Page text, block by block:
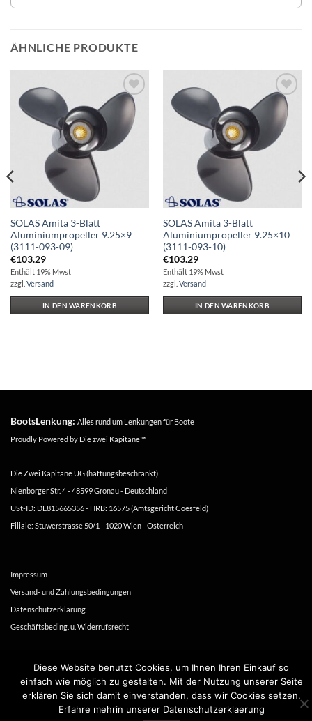
ÄHNLICHE PRODUKTE
Auf die
Wunschliste
SOLAS Amita 3-Blatt
Aluminiumpropeller 9.25×9
(3111-093-09)
€103.29
Enthält 19% Mwst
zzgl. Versand
IN DEN WARENKORB
Auf die
Wunschliste
SOLAS Amita 3-Blatt
Aluminiumpropeller 9.25×10
(3111-093-10)
€103.29
Enthält 19% Mwst
zzgl. Versand
IN DEN WARENKORB
BootsLenkung: Alles rund um Lenkungen für Boote
Proudly Powered by Die zwei Kapitäne™
Die Zwei Kapitäne UG (haftungsbeschränkt)
Nienborger Str. 4 - 48599 Gronau - Deutschland
USt-ID: DE815665356 - HRB: 16575 (Amtsgericht Coesfeld)
Filiale: Stuwerstrasse 50/1 - 1020 Wien - Österreich
Impressum
Versand- und Zahlungsbedingungen
Datenschutzerklärung
Geschäftsbeding. u. Widerrufsrecht
Copyright 2016-2026 © Die zwei Kapitäne
Diese Website benutzt Cookies, um Ihnen Ihren Einkauf so
einfach wie möglich zu gestalten. Mit der Nutzung unserer Seite
erklären Sie sich damit einverstanden, dass wir Cookies setzen.
Erfahre mehrin unserer Datenschutzerklaerung